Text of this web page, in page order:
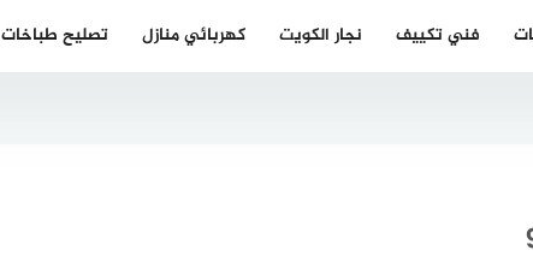
فني تكييف نجار الكويت كهربائي منازل تصليح طباخات